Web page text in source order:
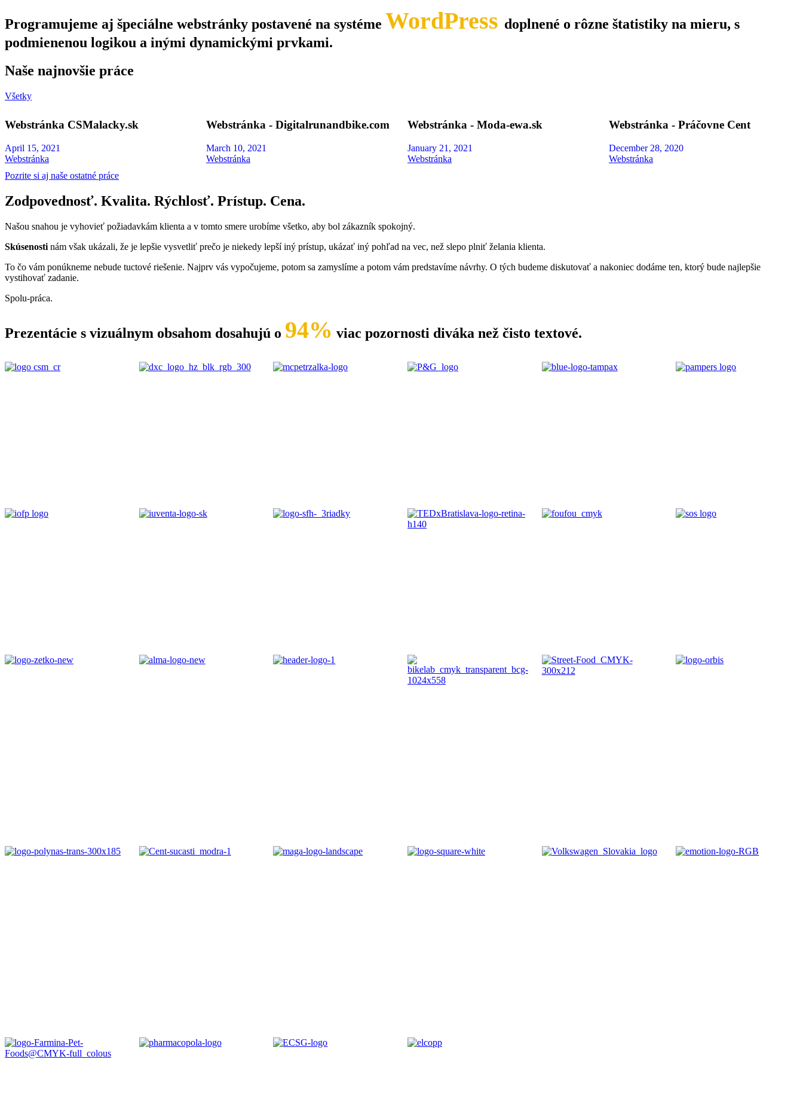
Programujeme aj špeciálne webstránky postavené na systéme WordPress doplnené o rôzne štatistiky na mieru, s
podmienenou logikou a inými dynamickými prvkami.
Naše najnovšie práce
Všetky
Webstránka CSMalacky.sk
April 15, 2021
Webstránka
Webstránka - Digitalrunandbike.com
March 10, 2021
Webstránka
Webstránka - Moda-ewa.sk
January 21, 2021
Webstránka
Webstránka - Práčovne Cent
December 28, 2020
Webstránka
Pozrite si aj naše ostatné práce
Zodpovednosť. Kvalita. Rýchlosť. Prístup. Cena.
Našou snahou je vyhovieť požiadavkám klienta a v tomto smere urobíme všetko, aby bol zákazník spokojný.
Skúsenosti nám však ukázali, že je lepšie vysvetliť prečo je niekedy lepší iný prístup, ukázať iný pohľad na vec, než slepo plniť želania klienta.
To čo vám ponúkneme nebude tuctové riešenie. Najprv vás vypočujeme, potom sa zamyslíme a potom vám predstavíme návrhy. O tých budeme diskutovať a nakoniec dodáme ten, ktorý bude najlepšie
vystihovať zadanie.
Spolu-práca.
Prezentácie s vizuálnym obsahom dosahujú o 94% viac pozornosti diváka než čisto textové.